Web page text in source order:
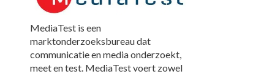
MediaTest is een
marktonderzoeksbureau dat
communicatie en media onderzoekt,
meet en test. MediaTest voert zowel